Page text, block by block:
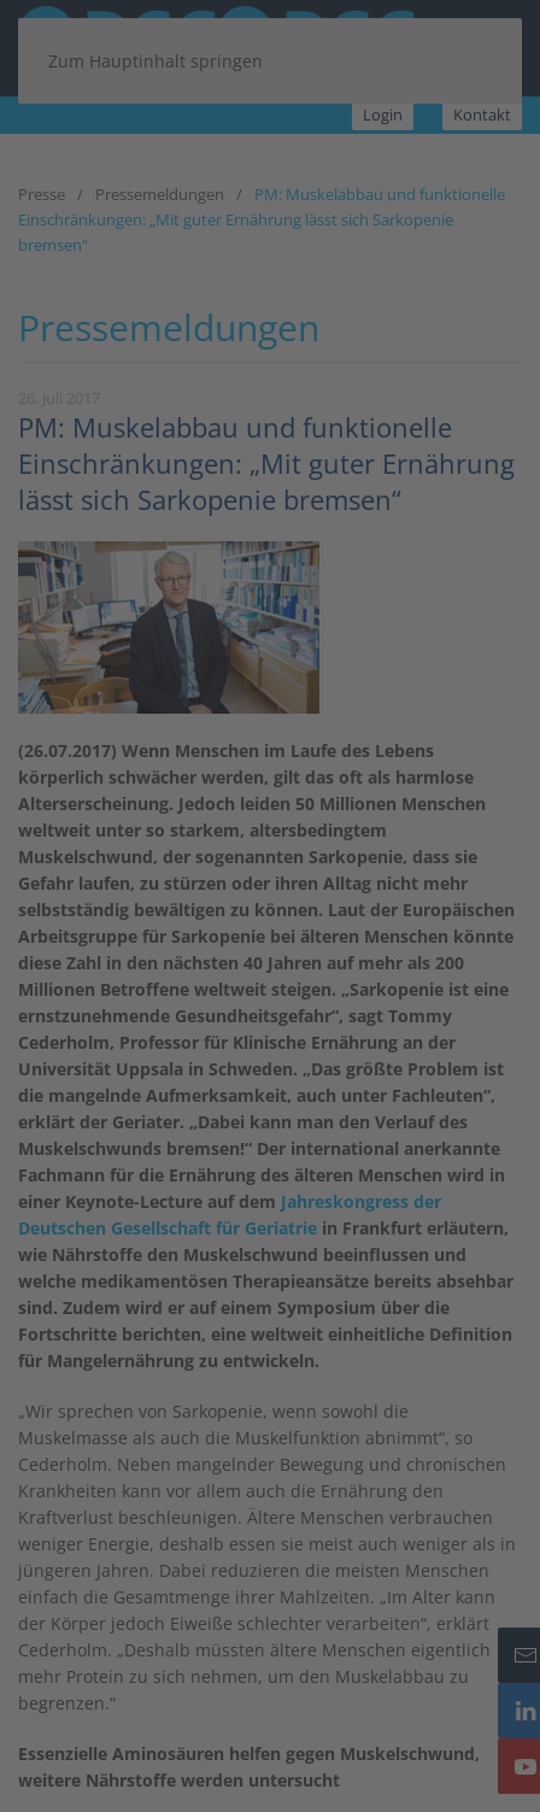
Zum Hauptinhalt springen
Login Kontakt
Presse Pressemeldungen
PM: Muskelabbau und funktionelle
Einschränkungen: „Mit guter Ernährung lässt sich Sarkopenie
bremsen“
Pressemeldungen
PM: Muskelabbau und funktionelle
Einschränkungen: „Mit guter Ernährung
lässt sich Sarkopenie bremsen“
(26.07.2017) Wenn Menschen im Laufe des Lebens
körperlich schwächer werden, gilt das oft als harmlose
Alterserscheinung. Jedoch leiden 50 Millionen Menschen
weltweit unter so starkem, altersbedingtem
Muskelschwund, der sogenannten Sarkopenie, dass sie
Gefahr laufen, zu stürzen oder ihren Alltag nicht mehr
selbstständig bewältigen zu können. Laut der Europäischen
Arbeitsgruppe für Sarkopenie bei älteren Menschen könnte
diese Zahl in den nächsten 40 Jahren auf mehr als 200
Millionen Betroffene weltweit steigen. „Sarkopenie ist eine
ernstzunehmende Gesundheitsgefahr“, sagt Tommy
Cederholm, Professor für Klinische Ernährung an der
Universität Uppsala in Schweden. „Das größte Problem ist
die mangelnde Aufmerksamkeit, auch unter Fachleuten“,
erklärt der Geriater. „Dabei kann man den Verlauf des
Muskelschwunds bremsen!“ Der international anerkannte
Fachmann für die Ernährung des älteren Menschen wird in
einer Keynote-Lecture auf dem Jahreskongress der
Deutschen Gesellschaft für Geriatrie in Frankfurt erläutern,
wie Nährstoffe den Muskelschwund beeinflussen und
welche medikamentösen Therapieansätze bereits absehbar
sind. Zudem wird er auf einem Symposium über die
Fortschritte berichten, eine weltweit einheitliche Definition
für Mangelernährung zu entwickeln.
„Wir sprechen von Sarkopenie, wenn sowohl die
Muskelmasse als auch die Muskelfunktion abnimmt“, so
Cederholm. Neben mangelnder Bewegung und chronischen
Krankheiten kann vor allem auch die Ernährung den
Kraftverlust beschleunigen. Ältere Menschen verbrauchen
weniger Energie, deshalb essen sie meist auch weniger als in
jüngeren Jahren. Dabei reduzieren die meisten Menschen
einfach die Gesamtmenge ihrer Mahlzeiten. „Im Alter kann
der Körper jedoch Eiweiße schlechter verarbeiten“, erklärt
Cederholm. „Deshalb müssten ältere Menschen eigentlich
mehr Protein zu sich nehmen, um den Muskelabbau zu
begrenzen.“
Essenzielle Aminosäuren helfen gegen Muskelschwund,
weitere Nährstoffe werden untersucht